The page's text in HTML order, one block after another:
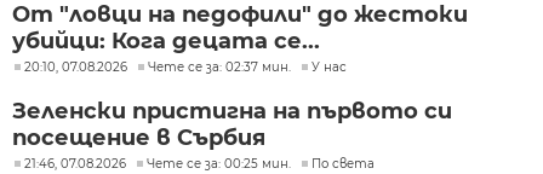
От "ловци на педофили" до жестоки
убийци: Кога децата се...
20:10, 07.08.2026 Чете се за: 02:37 мин. У нас
Зеленски пристигна на първото си
посещение в Сърбия
21:46, 07.08.2026 Чете се за: 00:25 мин. По света